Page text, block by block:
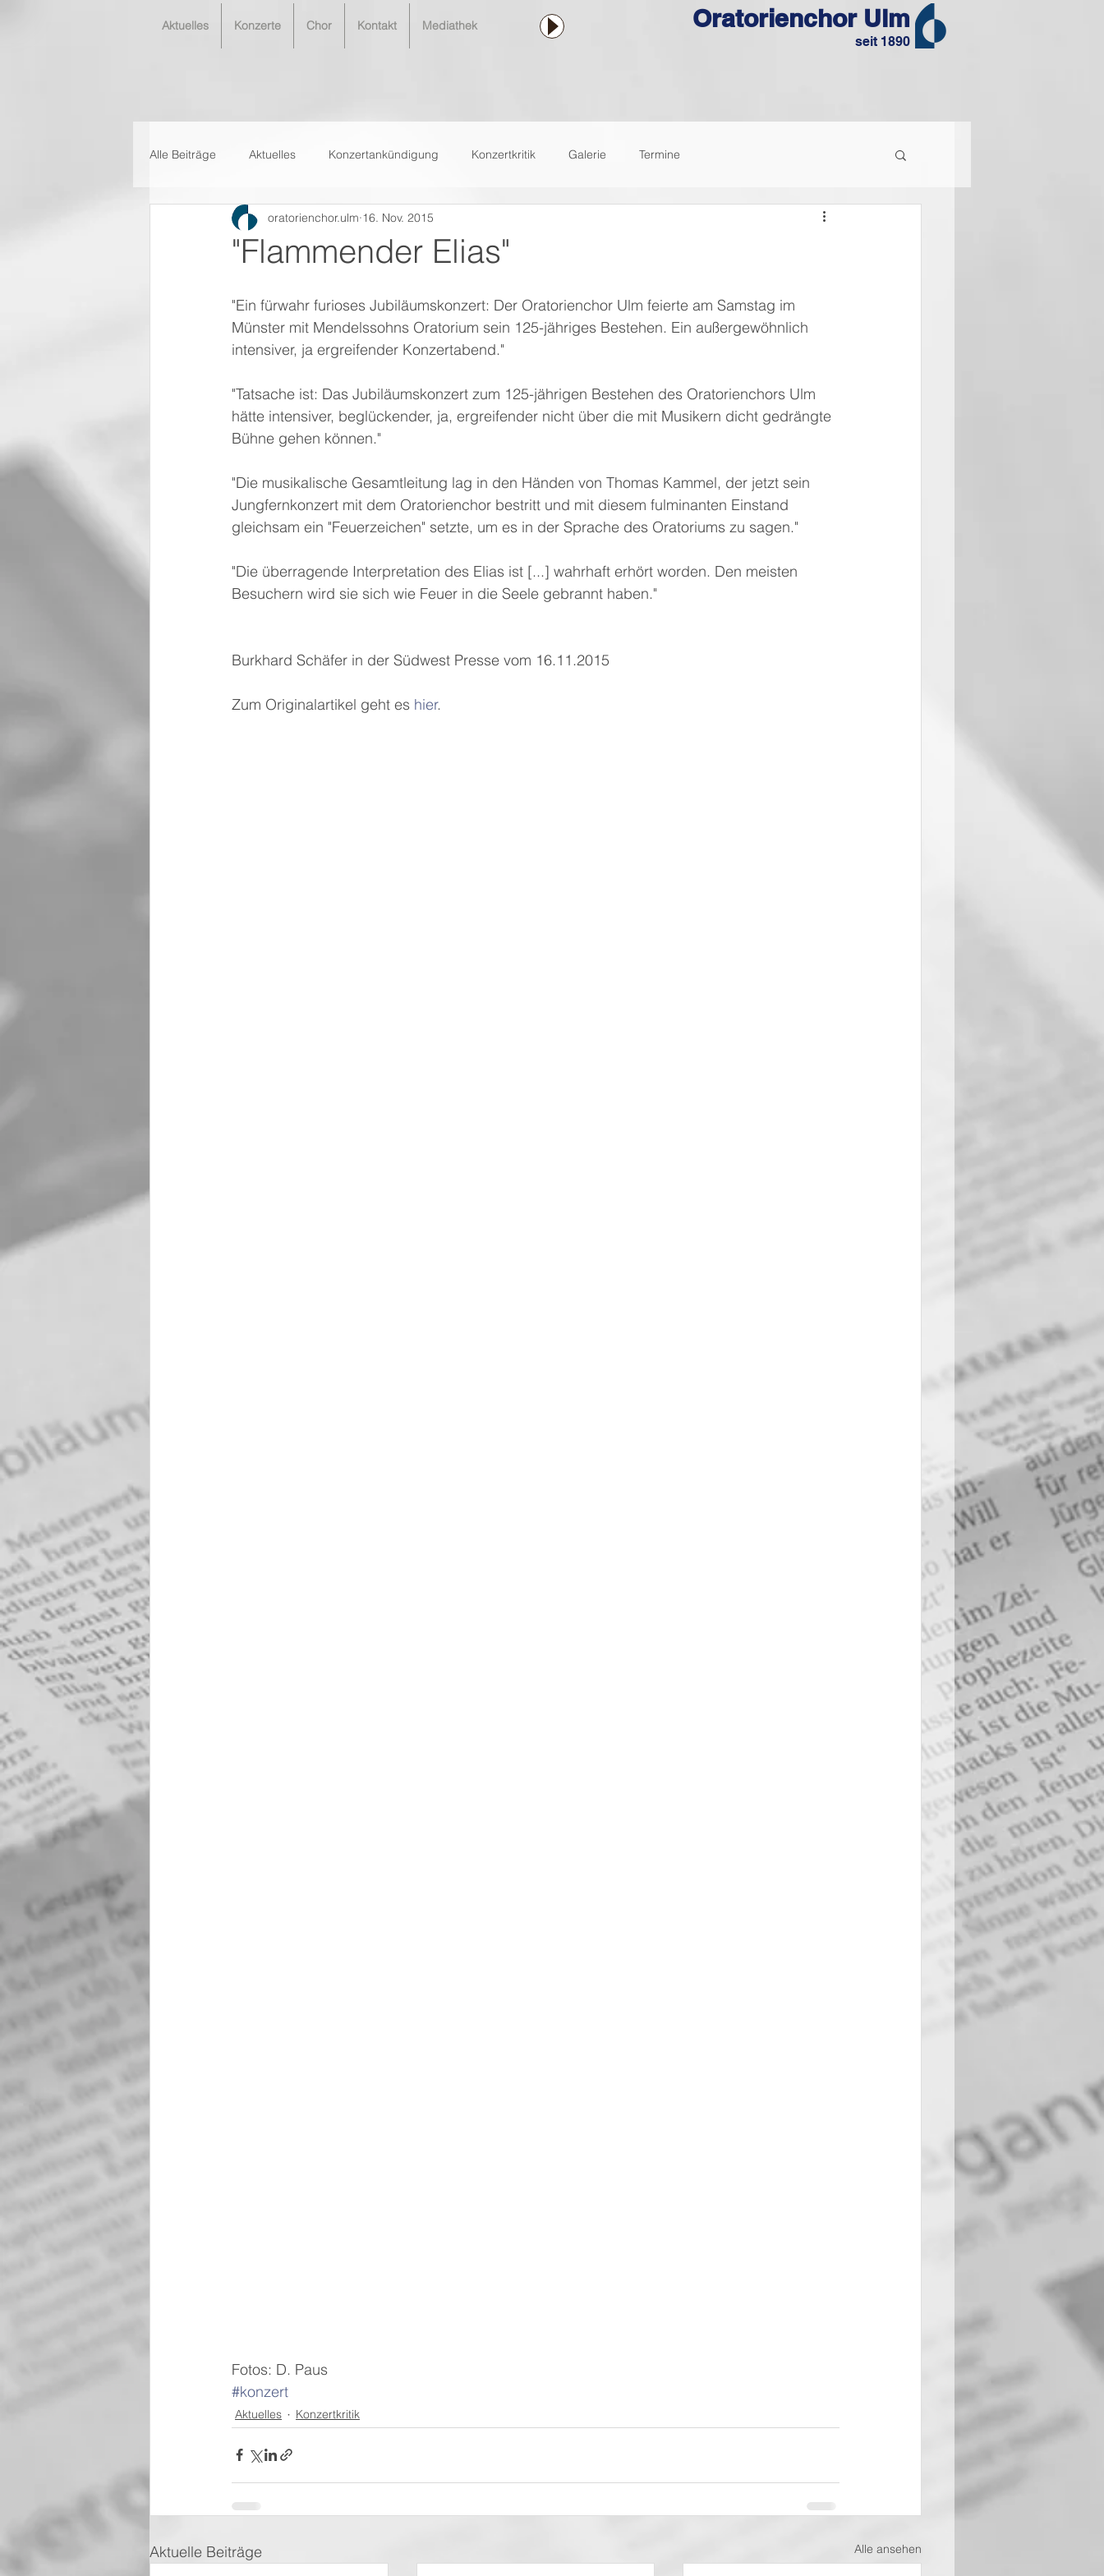
Aktuelles Konzerte Chor Kontakt Mediathek Oratorienchor Ulm
seit 1890
Alle Beiträge Aktuelles Konzertankündigung Konzertkritik Galerie Termine
"Flammender Elias"
oratorienchor.ulm 16. Nov. 2015
"Ein fürwahr furioses Jubiläumskonzert: Der Oratorienchor Ulm feierte am Samstag im
Münster mit Mendelssohns Oratorium sein 125-jähriges Bestehen. Ein außergewöhnlich
intensiver, ja ergreifender Konzertabend."
"Tatsache ist: Das Jubiläumskonzert zum 125-jährigen Bestehen des Oratorienchors Ulm
hätte intensiver, beglückender, ja, ergreifender nicht über die mit Musikern dicht gedrängte
Bühne gehen können."
"Die musikalische Gesamtleitung lag in den Händen von Thomas Kammel, der jetzt sein
Jungfernkonzert mit dem Oratorienchor bestritt und mit diesem fulminanten Einstand
gleichsam ein "Feuerzeichen" setzte, um es in der Sprache des Oratoriums zu sagen."
"Die überragende Interpretation des Elias ist [...] wahrhaft erhört worden. Den meisten
Besuchern wird sie sich wie Feuer in die Seele gebrannt haben."
Burkhard Schäfer in der Südwest Presse vom 16.11.2015
Zum Originalartikel geht es hier.
Fotos: D. Paus
#konzert
Aktuelles Konzertkritik
Aktuelle Beiträge Alle ansehen